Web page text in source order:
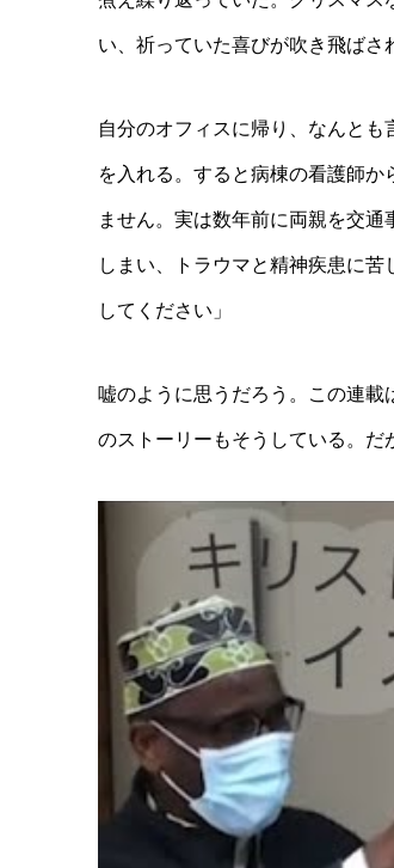
い、祈っていた喜びが吹き飛ばさ
自分のオフィスに帰り、なんと
を入れる。すると病棟の看護師
ません。実は数年前に両親を交
しまい、トラウマと精神疾患に
してください」
嘘のように思うだろう。この連
のストーリーもそうしている。だ